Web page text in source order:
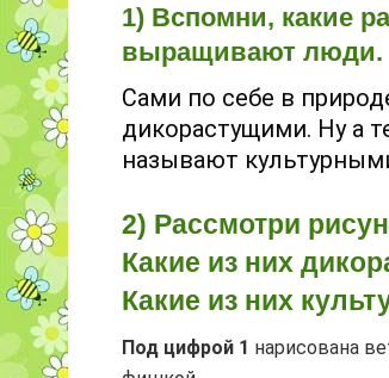
1) Вспомни, какие
выращивают люди.
Сами по себе в
дикорастущими. Ну а
называют
2) Рассмотри
Какие из них
Какие из них
Под цифрой 1 нарисована